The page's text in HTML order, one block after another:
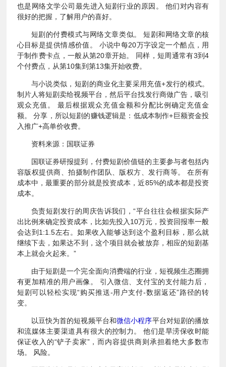
也是网络文学公司最先进入短剧行业的原因。 他们对内容有
很好的把握，了解用户的喜好。
短剧的付费模式与网络文章类似。 短剧和网络文章的核
心目标是提供情感价值。 小说中每20万字设定一个酷点，用
于制作费卡点，一般从第20章开始。 同样，短周通常有3到4
个付费点，从第10集到第13集开始收费。
与小说类似，短剧的商业化主要采用充值+发行的模式。
制片人将短剧卖给视频平台，然后平台找发行商做广告，吸引
观众充值。 最后根据观众充值金额和分配比例确定充值金
额。 分享，所以短剧的赚钱逻辑是：低成本制作+巨额资金投
入推广+高单价收费。
资料来源：国联证券
国联证券研报提到，付费短剧价值链的主要参与者包括内
容版权提供商、拍摄制作团队、版权方、发行商等。 在所有
成本中，最重要的部分就是投资成本，近85%的成本都是投资
成本。
负责短剧发行的周庆告诉我们，“平台往往会根据实际产
出比例来确定投资成本，比如先投入10万元，投资回报率一般
会达到1:1.5左右。如果收入能够达到这个盈利目标，那么就
继续下去，如果达不到，这个项目就会被放弃，相应的短剧基
本上就会火起来。”
由于短剧是一个完全面向消费端的行业，短视频生态圈拥
有更加精准的用户画像。 引入微信、支付宝的支付能力后，
短剧可以轻松实现“购买推送-用户支付-数据返还”路径的转
变。
以豆快为首的短视频平台和微信小程序平台对短剧的播放
和流媒体主要渠道具有很大的控制力。 他们是旱涝保收时能
保证收入的“铲子卖家”，而内容提供商则承担着绝大多数市
场。 风险。